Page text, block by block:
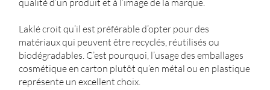
qualité d’un produit et à l’image de la marque.
Laklé croit qu’il est préférable d’opter pour des
matériaux qui peuvent être recyclés, réutilisés ou
biodégradables. C’est pourquoi, l’usage des emballages
cosmétique en carton plutôt qu’en métal ou en plastique
représente un excellent choix.